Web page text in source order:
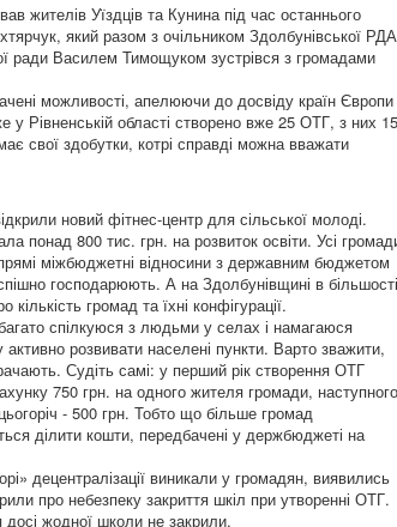
жителів Уїздців та Кунина під час останнього
який разом з очільником Здолбунівської РДА
ради Василем Тимо­щуком зустрівся з громадами
можливості, апелюючи до досвіду країн Європи
у Рівненській області створено вже 25 ОТГ, з них 15
свої здобутки, котрі справді можна вважати
новий фітнес-центр для сільської молоді.
понад 800 тис. грн. на розвиток освіти. Усі
міжбюджетні відносини з державним бюджетом
господарюють. А на Здолбунівщині в більшості
громад та їхні конфігурації.
спілкуюся з людьми у селах і намагаюся
розвивати населені пункти. Варто зважити,
Судіть самі: у перший рік створення ОТГ
750 грн. на одного жителя громади, наступного
- 500 грн. Тобто що більше громад
ділити кошти, передбачені у держбюджеті на
децентралізації виникали у громадян, виявились
про небезпеку закриття шкіл при утворенні ОТГ.
досі жодної школи не закрили.